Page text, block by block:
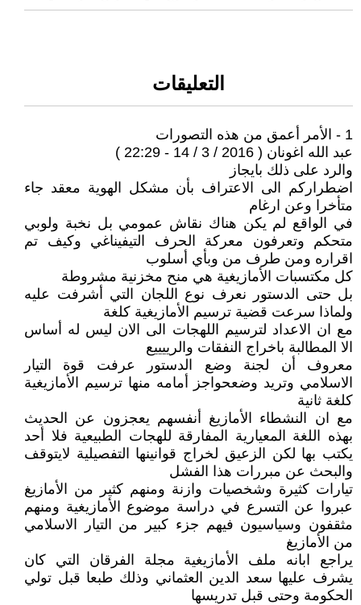
التعليقات
1 - الأمر أعمق من هذه التصورات
عبد الله اغونان ( 2016 / 3 / 14 - 22:29 )
والرد على ذلك بايجاز
اضطراركم الى الاعتراف بأن مشكل الهوية معقد جاء
متأخرا وعن ارغام
في الواقع لم يكن هناك نقاش عمومي بل نخبة ولوبي
متحكم وتعرفون معركة الحرف التيفيناغي وكيف تم
اقراره ومن طرف من وبأي أسلوب
كل مكتسبات الأمازيغية هي منح مخزنية مشروطة
بل حتى الدستور نعرف نوع اللجان التي أشرفت عليه
ولماذا سرعت قضية ترسيم الأمازيغية كلغة
مع ان الاعداد لترسيم اللهجات الى الان ليس له أساس
الا المطالبة باخراج النفقات والرييييع
معروف أن لجنة وضع الدستور عرفت قوة التيار
الاسلامي وتريد وضعحواجز أمامه منها ترسيم الأمازيغية
كلغة ثانية
مع ان النشطاء الأمازيغ أنفسهم يعجزون عن الحديث
بهذه اللغة المعيارية المفارقة للهجات الطبيعية فلا أحد
يكتب بها لكن الزعيق لخراج قوانينها التفصيلية لايتوقف
والبحث عن مبررات هذا الفشل
تيارات كثيرة وشخصيات وازنة ومنهم كثير من الأمازيغ
عبروا عن التسرع في دراسة موضوع الأمازيغية ومنهم
مثقفون وسياسيون فيهم جزء كبير من التيار الاسلامي
من الأمازيغ
يراجع ابانه ملف الأمازيغية مجلة الفرقان التي كان
يشرف عليها سعد الدين العثماني وذلك طبعا قبل تولي
الحكومة وحتى قبل تدريسها